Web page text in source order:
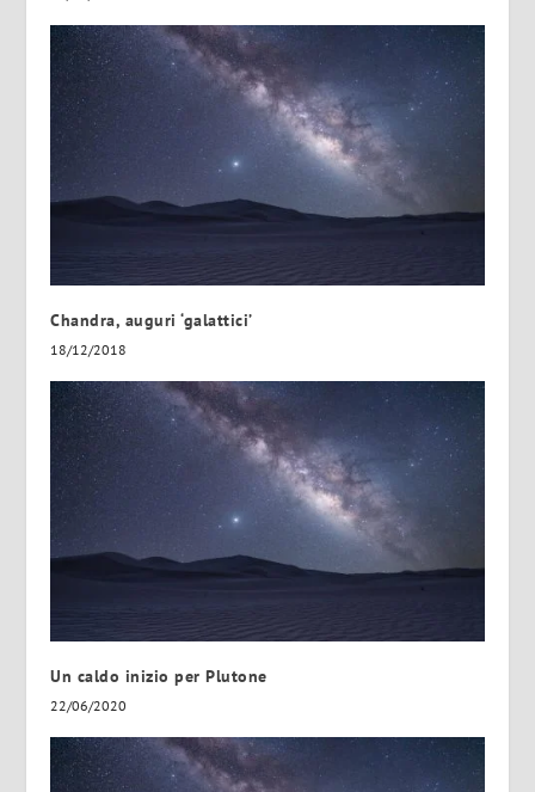
Chandra, auguri ‘galattici’
18/12/2018
Un caldo inizio per Plutone
22/06/2020